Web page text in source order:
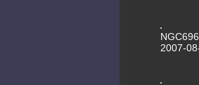
2007-